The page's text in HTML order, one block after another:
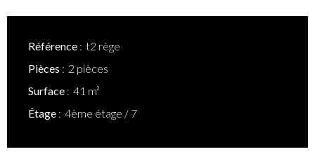
Référence
t2 rège
Pièces
2 pièces
Surface
41 m²
Étage
4ème étage / 7